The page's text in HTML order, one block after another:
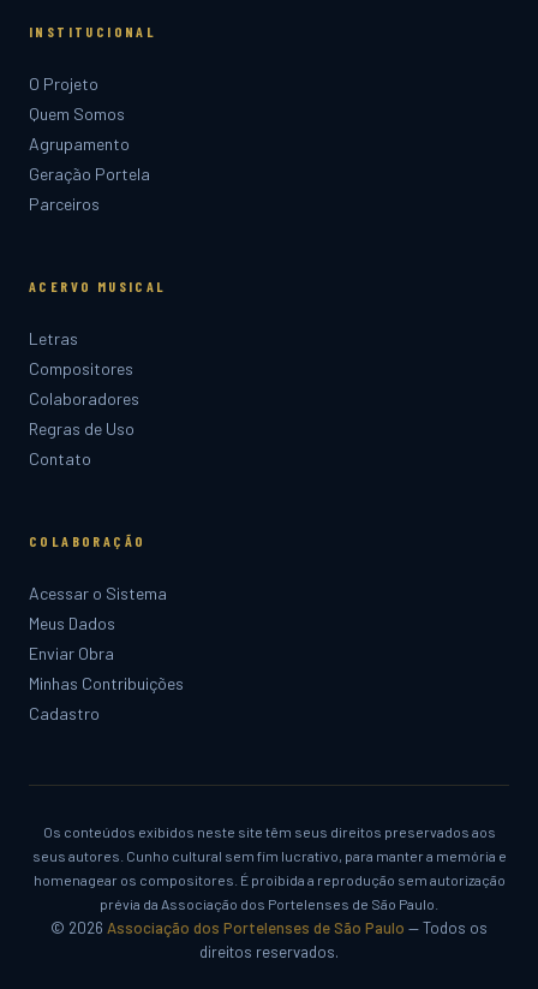
INSTITUCIONAL
O Projeto
Quem Somos
Agrupamento
Geração Portela
Parceiros
ACERVO MUSICAL
Letras
Compositores
Colaboradores
Regras de Uso
Contato
COLABORAÇÃO
Acessar o Sistema
Meus Dados
Enviar Obra
Minhas Contribuições
Cadastro
Os conteúdos exibidos neste site têm seus direitos preservados aos
seus autores. Cunho cultural sem fim lucrativo, para manter a memória e
homenagear os compositores. É proibida a reprodução sem autorização
prévia da Associação dos Portelenses de São Paulo.
© 2026 Associação dos Portelenses de São Paulo — Todos os
direitos reservados.